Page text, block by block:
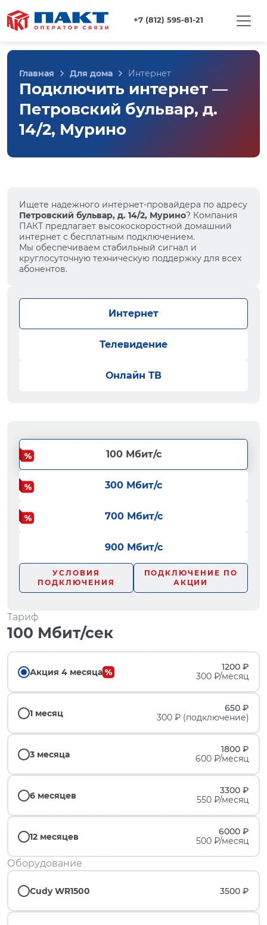
+7 (812) 595-81-21
Главная Для дома Интернет
Подключить интернет —
Петровский бульвар, д.
14/2, Мурино
Ищете надежного интернет-провайдера по адресу
Петровский бульвар, д. 14/2, Мурино? Компания
ПАКТ предлагает высокоскоростной домашний
интернет с бесплатным подключением.
Мы обеспечиваем стабильный сигнал и
круглосуточную техническую поддержку для всех
абонентов.
Интернет
Телевидение
Онлайн ТВ
100 Мбит/с
300 Мбит/с
700 Мбит/с
900 Мбит/с
УСЛОВИЯ
ПОДКЛЮЧЕНИЯ
ПОДКЛЮЧЕНИЕ ПО
АКЦИИ
Тариф
100 Мбит/сек
Акция 4 месяца
1200 ₽
300 ₽/месяц
1 месяц
650 ₽
300 ₽ (подключение)
3 месяца
1800 ₽
600 ₽/месяц
6 месяцев
3300 ₽
550 ₽/месяц
12 месяцев
6000 ₽
500 ₽/месяц
Оборудование
Cudy WR1500 3500 ₽